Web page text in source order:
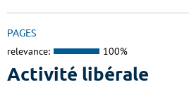
PAGES
relevance: 100%
Activité libérale